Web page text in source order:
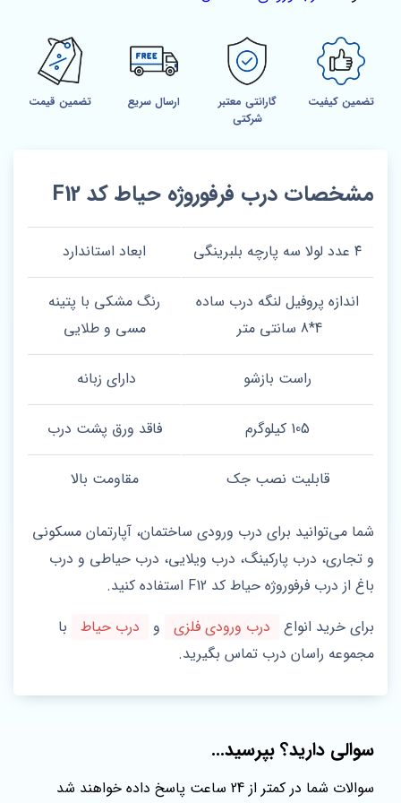
تضمین کیفیت
گارانتی معتبر
شرکتی
ارسال سریع تضمین قیمت
مشخصات درب فرفوروژه حیاط کد F12
۴ عدد لولا سه پارچه بلبرینگی ابعاد استاندارد
اندازه پروفیل لنگه درب ساده
4*8 سانتی متر
رنگ مشکی با پتینه
مسی و طلایی
راست بازشو دارای زبانه
105 کیلوگرم فاقد ورق پشت درب
قابلیت نصب جک مقاومت بالا
شما می‌توانید برای درب ورودی ساختمان، آپارتمان مسکونی
و تجاری، درب پارکینگ، درب ویلایی، درب حیاطی و درب
باغ از درب فرفوروژه حیاط کد F12 استفاده کنید.
برای خرید انواع
درب ورودی فلزی و درب حیاط
با
مجموعه راسان درب تماس بگیرید.
سوالی دارید؟ بپرسید...
سوالات شما در کمتر از 24 ساعت پاسخ داده خواهند شد